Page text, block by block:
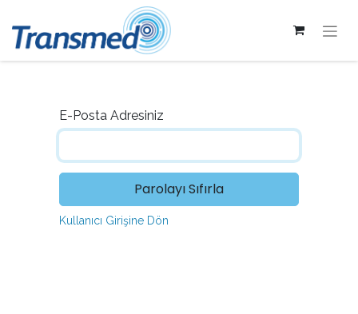
E-Posta Adresiniz
Parolayı Sıfırla
Kullanıcı Girişine Dön